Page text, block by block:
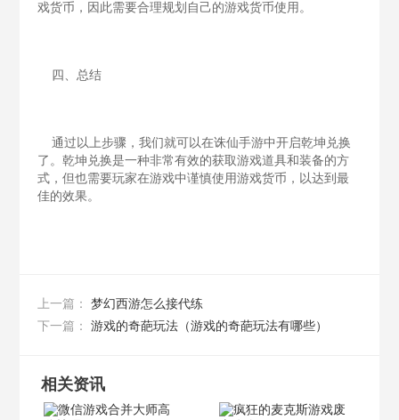
戏货币，因此需要合理规划自己的游戏货币使用。
四、总结
通过以上步骤，我们就可以在诛仙手游中开启乾坤兑换
了。乾坤兑换是一种非常有效的获取游戏道具和装备的方
式，但也需要玩家在游戏中谨慎使用游戏货币，以达到最
佳的效果。
上一篇： 梦幻西游怎么接代练
下一篇： 游戏的奇葩玩法（游戏的奇葩玩法有哪些）
相关资讯